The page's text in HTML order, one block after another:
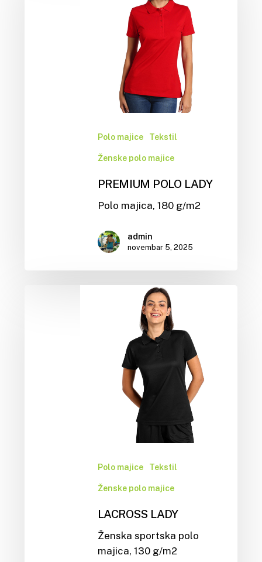
Polo majice Tekstil
Ženske polo majice
PREMIUM POLO LADY
Polo majica, 180 g/m2
admin
novembar 5, 2025
Polo majice Tekstil
Ženske polo majice
LACROSS LADY
Ženska sportska polo
majica, 130 g/m2